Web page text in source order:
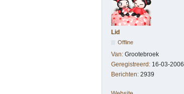
Lid
Offline
Van: Grootebroek
Geregistreerd: 16-03-2006
Berichten: 2939